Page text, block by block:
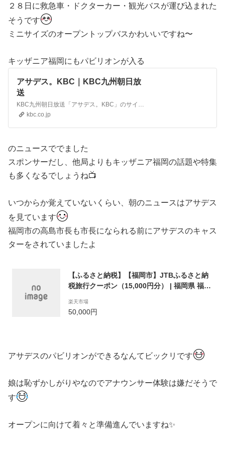
２８日に救急車・ドクターカー・観光バスが運び込まれた
そうです
ミニサイズのオープントップバスかわいいですね〜
キッザニア福岡にもパビリオンが入る
アサデス。KBC｜KBC九州朝日放
送
KBC九州朝日放送「アサデス。KBC」のサイトです。
kbc.co.jp
のニュースででました
スポンサーだし、他局よりもキッザニア福岡の話題や特集
も多くなるでしょうね📺
いつからか覚えていないくらい、朝のニュースはアサデス
を見ています
福岡市の高島市長も市長になられる前にアサデスのキャス
ターをされていましたよ
【ふるさと納税】【福岡市】JTBふるさと納
税旅行クーポン（15,000円分） | 福岡県 福岡
礼品 お礼の品 旅行券 旅行 jtbクーポン 宿泊 j
tb トラベル トラベルクーポン ホテル 旅館 チ
楽天市場
50,000円
アサデスのパビリオンができるなんてビックリです
娘は恥ずかしがりやなのでアナウンサー体験は嫌だそうで
す
オープンに向けて着々と準備進んでいますね✨